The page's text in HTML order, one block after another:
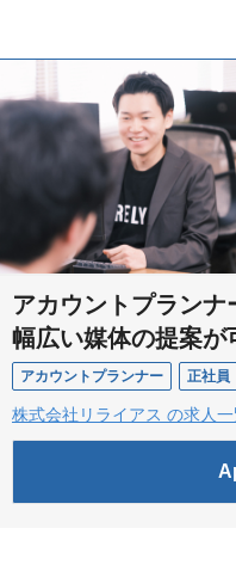
アカウントプラン
幅広い媒体の提案が
アカウントプランナー 正社員
株式会社リライアス の求人